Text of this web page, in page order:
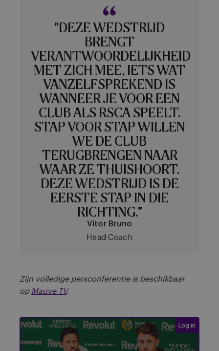
"DEZE WEDSTRIJD
BRENGT
VERANTWOORDELIJKHEID
MET ZICH MEE, IETS WAT
VANZELFSPREKEND IS
WANNEER JE VOOR EEN
CLUB ALS RSCA SPEELT.
STAP VOOR STAP WILLEN
WE DE CLUB
TERUGBRENGEN NAAR
WAAR ZE THUISHOORT.
DEZE WEDSTRIJD IS DE
EERSTE STAP IN DIE
RICHTING."
Vítor Bruno
Head Coach
Zijn volledige persconferentie is beschikbaar
op Mauve TV.
Press conference voor #HAMAND Login
Log in